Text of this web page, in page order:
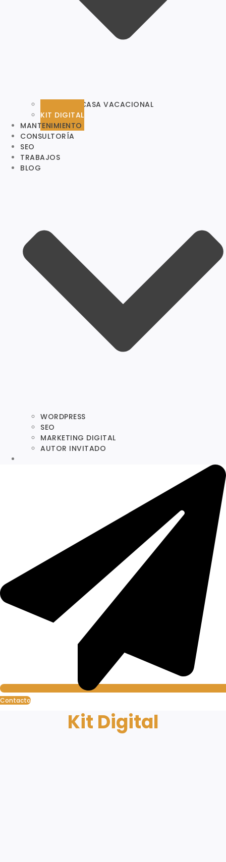
WEB PARA CASA VACACIONAL
KIT DIGITAL
MANTENIMIENTO
CONSULTORÍA
SEO
TRABAJOS
BLOG
WORDPRESS
SEO
MARKETING DIGITAL
AUTOR INVITADO
Contacto
Kit Digital